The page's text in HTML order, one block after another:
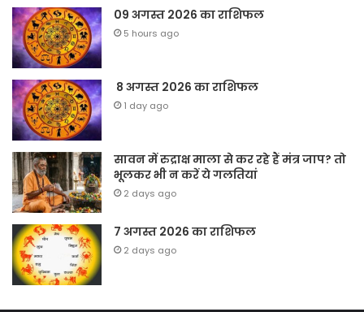
09 अगस्त 2026 का राशिफल
5 hours ago
8 अगस्त 2026 का राशिफल
1 day ago
सावन में रुद्राक्ष माला से कर रहे हैं मंत्र जाप? तो
भूलकर भी न करें ये गलतियां
2 days ago
7 अगस्त 2026 का राशिफल
2 days ago